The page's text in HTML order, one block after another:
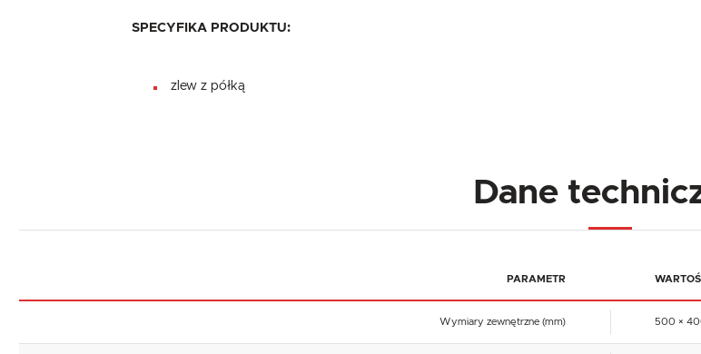
SPECYFIKA PRODUKTU:
zlew z półką
Dane
PARAMETR
Wymiary zewnętrzne (mm) 500 ×